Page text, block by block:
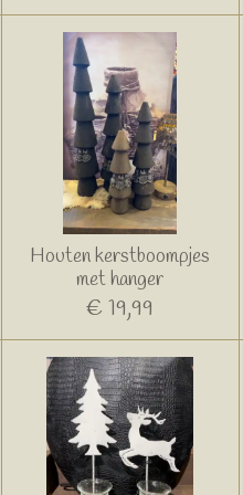
Houten kerstboompjes
met hanger
€ 19,99